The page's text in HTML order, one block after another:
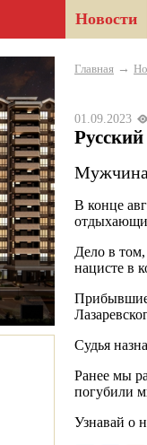
Новости
Главная →
01.09.2023
Мужчина
В конце
Дело в
нацисте в
Прибывшие
Судья
Ранее мы
погубили
Узнавай о